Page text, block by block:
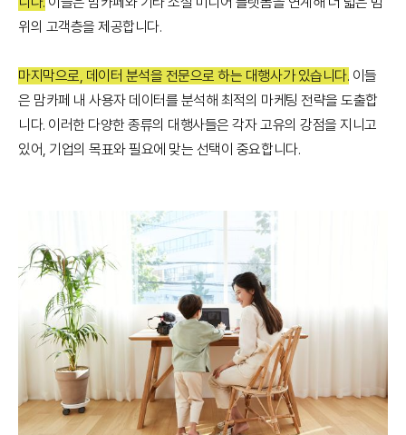
위의 고객층을 제공합니다.
마지막으로, 데이터 분석을 전문으로 하는 대행사가 있습니다. 이들
은 맘카페 내 사용자 데이터를 분석해 최적의 마케팅 전략을 도출합
니다. 이러한 다양한 종류의 대행사들은 각자 고유의 강점을 지니고
있어, 기업의 목표와 필요에 맞는 선택이 중요합니다.